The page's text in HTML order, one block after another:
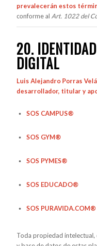
prevalecerán estos
conforme al Art. 1022 del
20.
DIGITAL
Luis Alejandro Porras
desarrollador, titular y
SOS CAMPUS®
SOS GYM®
SOS PYMES®
SOS EDUCADO®
SOS PURAVIDA.COM®
Toda propiedad